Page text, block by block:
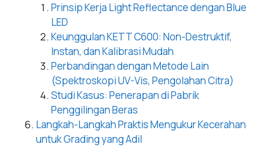
Prinsip Kerja Light Reflectance dengan Blue
LED
Keunggulan KETT C600: Non-Destruktif,
Instan, dan Kalibrasi Mudah
Perbandingan dengan Metode Lain
(Spektroskopi UV-Vis, Pengolahan Citra)
Studi Kasus: Penerapan di Pabrik
Penggilingan Beras
Langkah-Langkah Praktis Mengukur Kecerahan
untuk Grading yang Adil